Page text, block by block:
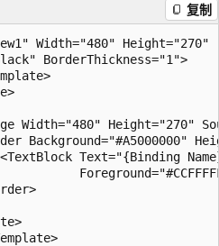
复制
Width="480" Height="270"
BorderThickness="1">
Width="480" Height="270"
Background="#A5000000"
Text="{Binding